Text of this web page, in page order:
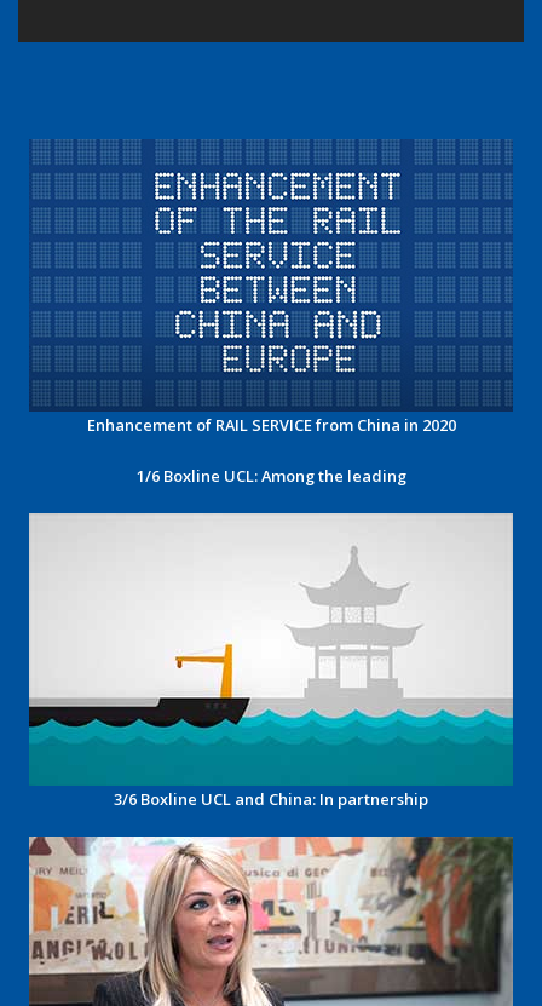
OUR YOUTUBE CHANNEL
Enhancement of RAIL SERVICE from China in 2020
1/6 Boxline UCL: Among the leading
3/6 Boxline UCL and China: In partnership